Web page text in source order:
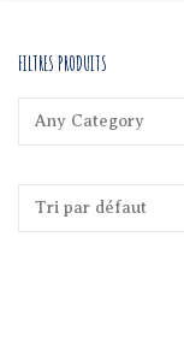
FILTRES PRODUITS
Any Category
Tri par défaut